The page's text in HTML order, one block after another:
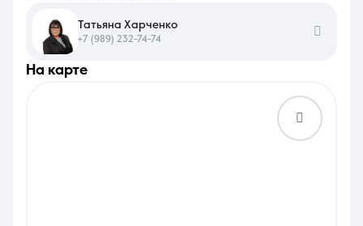
на карте
Татьяна Харченко
+7 (989) 232-74-74